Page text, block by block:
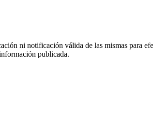
ni notificación válida de las mismas para
publicada.